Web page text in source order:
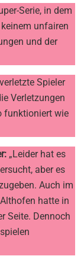
Serie, in dem
unfairen
und der
Spieler
Verletzungen
funktioniert wie
„Leider hat es
aber es
Auch im
hatte in
Seite. Dennoch